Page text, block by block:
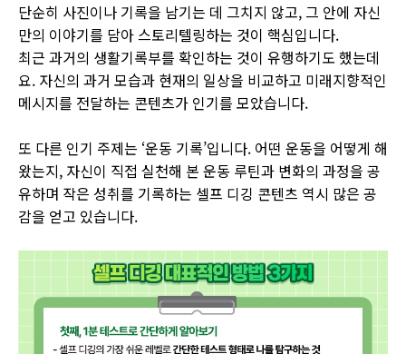
단순히 사진이나 기록을 남기는 데 그치지 않고, 그 안에 자신
만의 이야기를 담아 스토리텔링하는 것이 핵심입니다.
최근 과거의 생활기록부를 확인하는 것이 유행하기도 했는데
요. 자신의 과거 모습과 현재의 일상을 비교하고 미래지향적인
메시지를 전달하는 콘텐츠가 인기를 모았습니다.
또 다른 인기 주제는 ‘운동 기록’입니다. 어떤 운동을 어떻게 해
왔는지, 자신이 직접 실천해 본 운동 루틴과 변화의 과정을 공
유하며 작은 성취를 기록하는 셀프 디깅 콘텐츠 역시 많은 공
감을 얻고 있습니다.